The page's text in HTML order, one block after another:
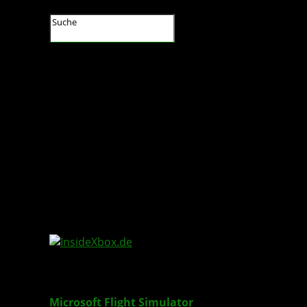
Microsoft Flight Simulator